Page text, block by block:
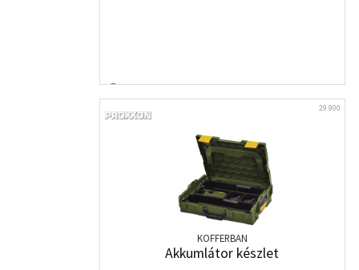
29.900
KOFFERBAN
Akkumlátor készlet